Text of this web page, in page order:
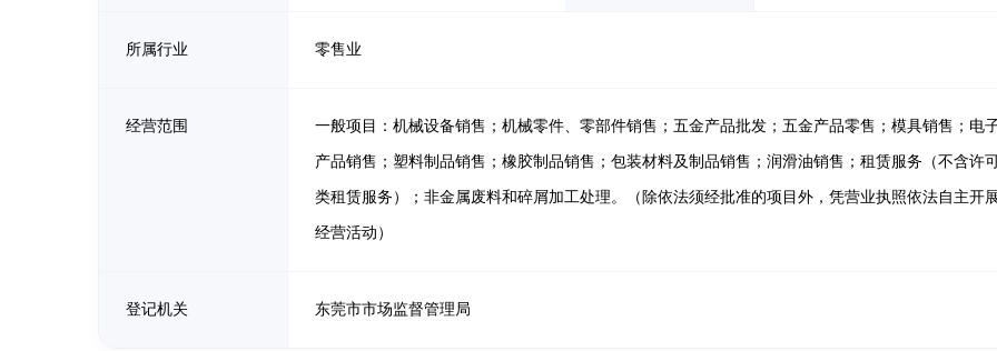
所属行业 零售业
经营范围 一般项目：机械设备销售；机械零件、零部件销售；五金产品批发；五金产品零售；模具销售；电
产品销售；塑料制品销售；橡胶制品销售；包装材料及制品销售；润滑油销售；租赁服务（不含许
类租赁服务）；非金属废料和碎屑加工处理。（除依法须经批准的项目外，凭营业执照依法自主开
经营活动）
登记机关 东莞市市场监督管理局